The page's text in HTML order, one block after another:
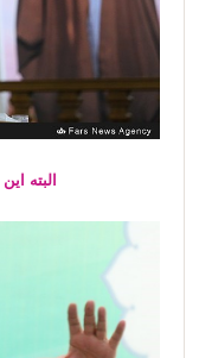
البته